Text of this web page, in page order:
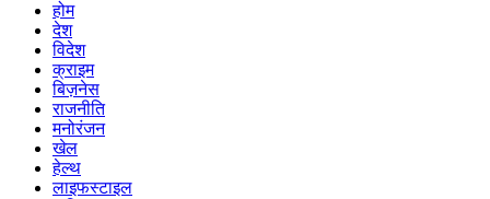
होम
देश
विदेश
क्राइम
बिज़नेस
राजनीति
मनोरंजन
खेल
हेल्थ
लाइफस्टाइल